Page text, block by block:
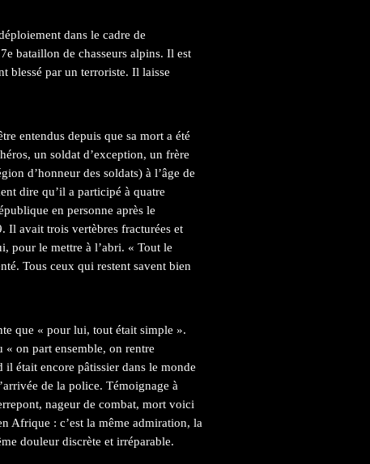
dans le cadre de
bataillon de chasseurs alpins. Il est
blessé par un terroriste. Il laisse
entendus depuis que sa mort a été
un soldat d’exception, un frère
d’honneur des soldats) à l’âge de
dire qu’il a participé à quatre
en personne après le
Il avait trois vertèbres fracturées et
pour le mettre à l’abri. « Tout le
Tous ceux qui restent savent bien
que « pour lui, tout était simple ».
« on part ensemble, on rentre
était encore pâtissier dans le monde
de la police. Témoignage à
nageur de combat, mort voici
Afrique : c’est la même admiration, la
douleur discrète et irréparable.